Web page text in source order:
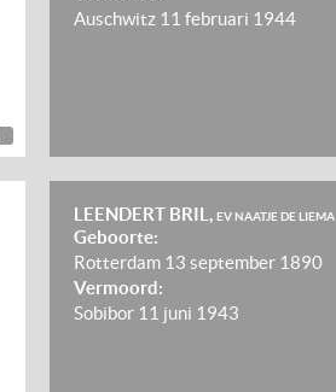
Auschwitz 11 februari 1944
LEENDERT BRIL, EV NAATJE DE LIEMA
Geboorte:
Rotterdam 13 september 1890
Vermoord:
Sobibor 11 juni 1943